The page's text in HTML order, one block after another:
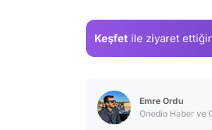
Keşfet ile ziyaret
Emre Ordu
Onedio Haber ve